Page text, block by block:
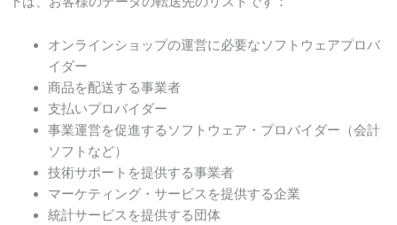
オンラインショップの運営に必要なソフトウェアプロバ
イダー
商品を配送する事業者
支払いプロバイダー
事業運営を促進するソフトウェア・プロバイダー（会計
ソフトなど）
技術サポートを提供する事業者
マーケティング・サービスを提供する企業
統計サービスを提供する団体